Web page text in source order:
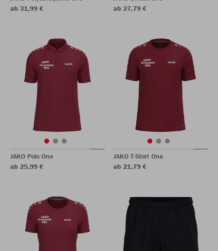
ab 31,99 €
ab 27,79 €
JAKO Polo One
ab 25,99 €
JAKO T-Shirt One
ab 21,79 €